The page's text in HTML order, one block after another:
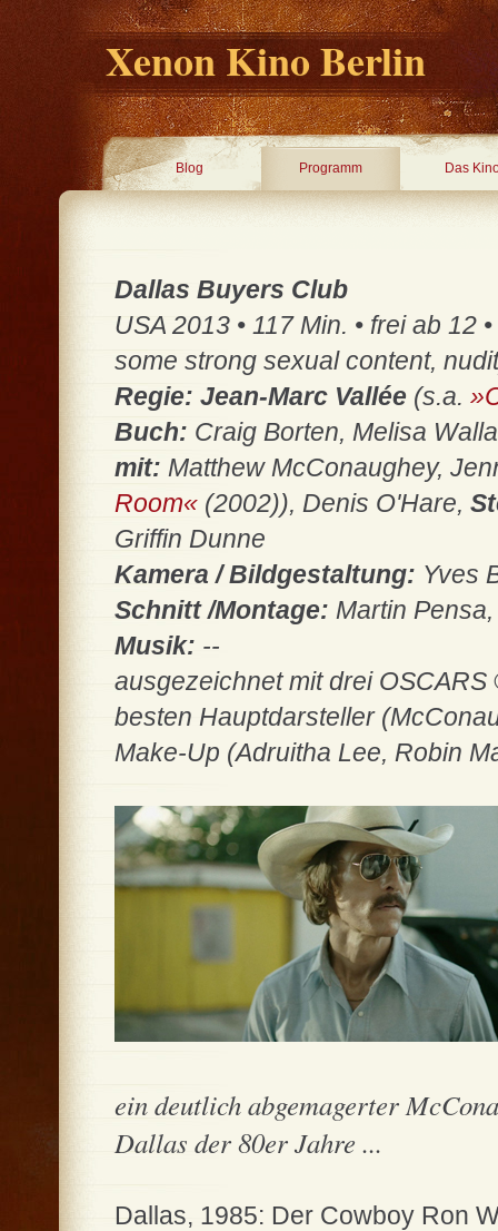
Xenon Kino Berlin
Blog Programm Das
Dallas Buyers Club
USA 2013 • 117 Min. • frei ab 12
some strong sexual content,
Regie: Jean-Marc Vallée (s.a.
Buch: Craig Borten, Melisa
mit: Matthew McConaughey,
Room« (2002)), Denis O'Hare,
Griffin Dunne
Kamera / Bildgestaltung: Yves
Schnitt /Montage: Martin
Musik: --
ausgezeichnet mit drei
besten Hauptdarsteller
Make-Up (Adruitha Lee, Robin
ein deutlich abgemagerter
Dallas der 80er Jahre ...
Dallas, 1985: Der Cowboy Ron